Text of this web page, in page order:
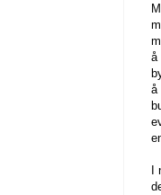
å
å
I